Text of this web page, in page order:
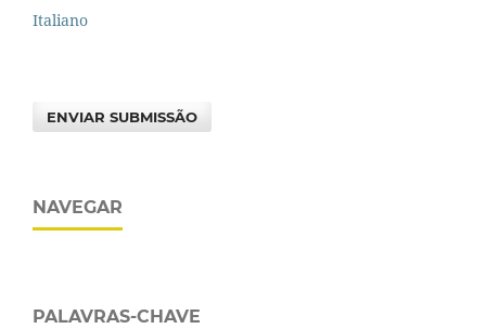
Italiano
ENVIAR SUBMISSÃO
NAVEGAR
PALAVRAS-CHAVE